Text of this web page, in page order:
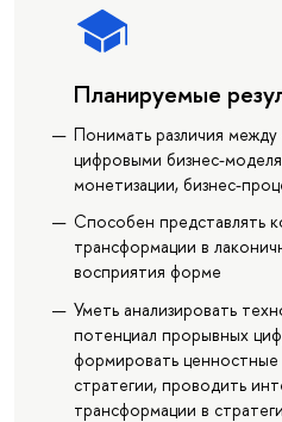
Планируемые
Понимать различия
цифровыми бизнес-
монетизации, бизнес-
Способен представлять
трансформации в
восприятия форме
Уметь анализировать
потенциал прорывных
формировать
стратегии, проводить
трансформации в